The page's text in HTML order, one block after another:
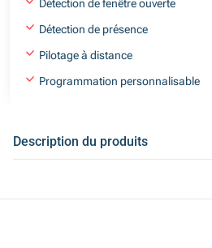
Détection de fenêtre ouverte
Détection de présence
Pilotage à distance
Programmation personnalisable
Description du produits